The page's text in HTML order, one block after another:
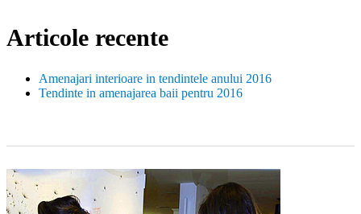
Articole recente
Amenajari interioare in tendintele anului 2016
Tendinte in amenajarea baii pentru 2016